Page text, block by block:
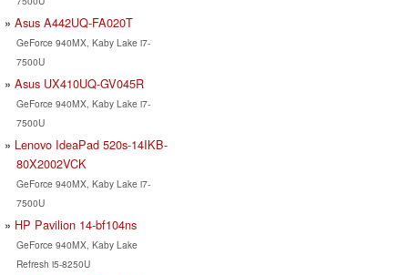
Asus A442UQ-FA020T
GeForce 940MX, Kaby Lake i7-
7500U
Asus UX410UQ-GV045R
GeForce 940MX, Kaby Lake i7-
7500U
Lenovo IdeaPad 520s-14IKB-
80X2002VCK
GeForce 940MX, Kaby Lake i7-
7500U
HP Pavilion 14-bf104ns
GeForce 940MX, Kaby Lake
Refresh i5-8250U